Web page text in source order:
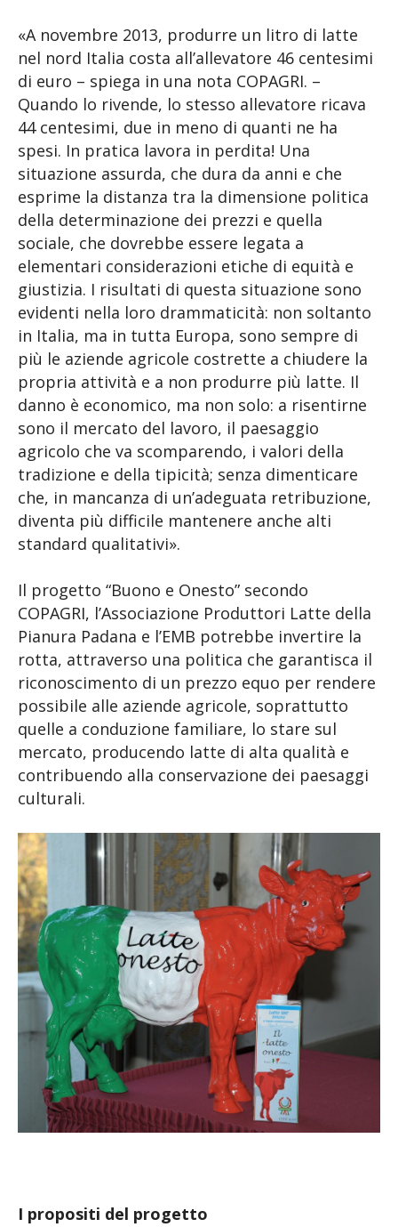
«A novembre 2013, produrre un litro di latte
nel nord Italia costa all’allevatore 46 centesimi
di euro – spiega in una nota COPAGRI. –
Quando lo rivende, lo stesso allevatore ricava
44 centesimi, due in meno di quanti ne ha
spesi. In pratica lavora in perdita! Una
situazione assurda, che dura da anni e che
esprime la distanza tra la dimensione politica
della determinazione dei prezzi e quella
sociale, che dovrebbe essere legata a
elementari considerazioni etiche di equità e
giustizia. I risultati di questa situazione sono
evidenti nella loro drammaticità: non soltanto
in Italia, ma in tutta Europa, sono sempre di
più le aziende agricole costrette a chiudere la
propria attività e a non produrre più latte. Il
danno è economico, ma non solo: a risentirne
sono il mercato del lavoro, il paesaggio
agricolo che va scomparendo, i valori della
tradizione e della tipicità; senza dimenticare
che, in mancanza di un’adeguata retribuzione,
diventa più difficile mantenere anche alti
standard qualitativi».
Il progetto “Buono e Onesto” secondo
COPAGRI, l’Associazione Produttori Latte della
Pianura Padana e l’EMB potrebbe invertire la
rotta, attraverso una politica che garantisca il
riconoscimento di un prezzo equo per rendere
possibile alle aziende agricole, soprattutto
quelle a conduzione familiare, lo stare sul
mercato, producendo latte di alta qualità e
contribuendo alla conservazione dei paesaggi
culturali.
I propositi del progetto